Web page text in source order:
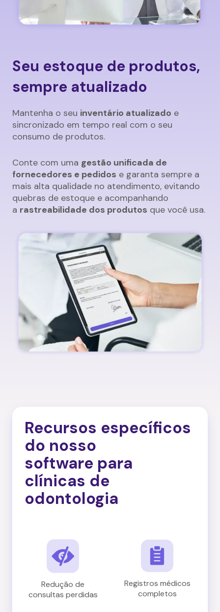
Seu estoque de produtos,
sempre atualizado
Mantenha o seu inventário atualizado e
sincronizado em tempo real com o seu
consumo de produtos.
Conte com uma gestão unificada de
fornecedores e pedidos e garanta sempre a
mais alta qualidade no atendimento, evitando
quebras de estoque e acompanhando
a rastreabilidade dos produtos que você usa.
Recursos específicos
do nosso
software para
clínicas de
odontologia
Redução de
consultas perdidas
Registros médicos
completos